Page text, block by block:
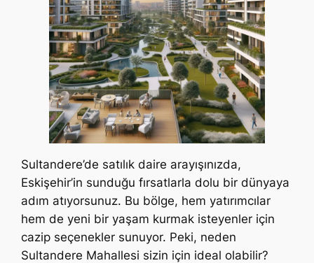
Sultandere’de satılık daire arayışınızda,
Eskişehir’in sunduğu fırsatlarla dolu bir dünyaya
adım atıyorsunuz. Bu bölge, hem yatırımcılar
hem de yeni bir yaşam kurmak isteyenler için
cazip seçenekler sunuyor. Peki, neden
Sultandere Mahallesi sizin için ideal olabilir?